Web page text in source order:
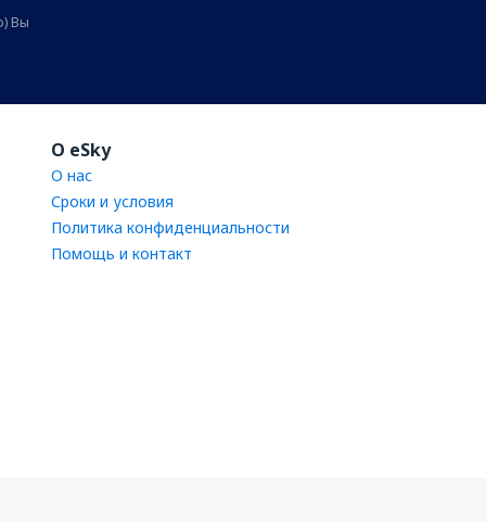
Вы
O eSky
О нас
Сроки и условия
Политика конфиденциальности
Помощь и контакт